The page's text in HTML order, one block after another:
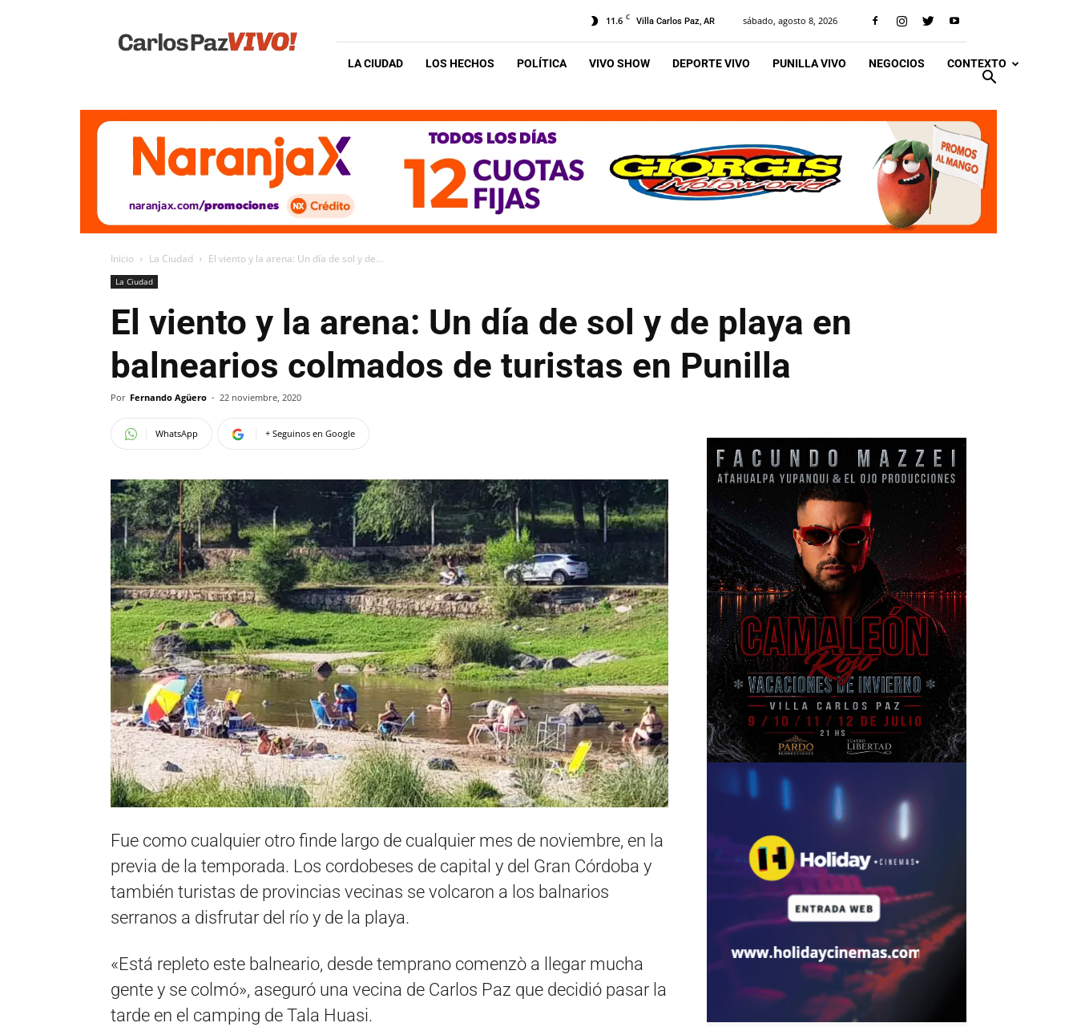
Vivo
11.6 C Villa Carlos Paz, AR sábado, agosto 8, 2026
LA CIUDAD LOS HECHOS POLÍTICA VIVO SHOW DEPORTE VIVO PUNILLA VIVO NEGOCIOS CONTEXTO
Inicio La Ciudad El viento y la arena: Un día de sol y de...
La Ciudad
El viento y la arena: Un día de sol y de playa en
balnearios colmados de turistas en Punilla
Por Fernando Agüero - 22 noviembre, 2020
WhatsApp + Seguinos en Google
Fue como cualquier otro finde largo de cualquier mes de noviembre, en la
previa de la temporada. Los cordobeses de capital y del Gran Córdoba y
también turistas de provincias vecinas se volcaron a los balnarios
serranos a disfrutar del río y de la playa.
«Está repleto este balneario, desde temprano comenzò a llegar mucha
gente y se colmó», aseguró una vecina de Carlos Paz que decidió pasar la
tarde en el camping de Tala Huasi.